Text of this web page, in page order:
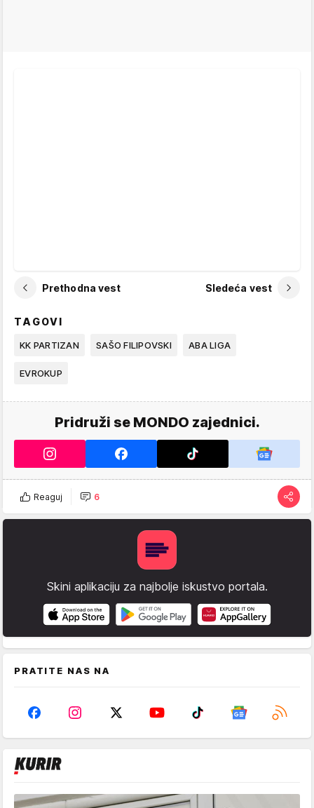
Prethodna vest Sledeća vest
TAGOVI
KK PARTIZAN SAŠO FILIPOVSKI ABA LIGA
EVROKUP
Pridruži se MONDO zajednici.
Reaguj 6
Skini aplikaciju za najbolje iskustvo portala.
PRATITE NAS NA